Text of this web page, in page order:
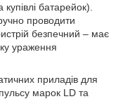
батарейок).
проводити
безпечний – має
ураження
приладів для
марок LD та